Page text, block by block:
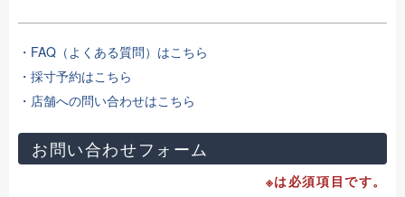
・FAQ（よくある質問）はこちら
・採寸予約はこちら
・店舗への問い合わせはこちら
お問い合わせフォーム
※は必須項目です。